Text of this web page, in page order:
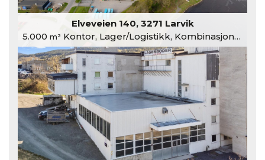
Elveveien 140, 3271 Larvik
5.000 m²Kontor, Lager/Logistikk, Kombinasjonslokaler